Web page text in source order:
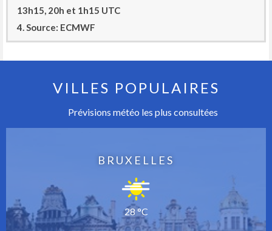
13h15, 20h et 1h15 UTC
4. Source: ECMWF
VILLES POPULAIRES
Prévisions météo les plus consultées
BRUXELLES
28 °C